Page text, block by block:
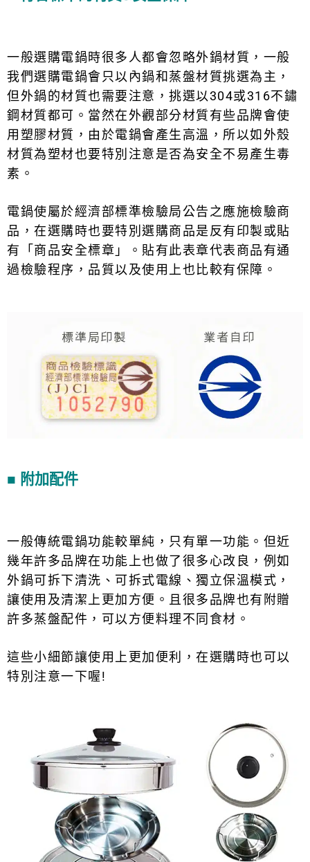
一般選購電鍋時很多人都會忽略外鍋材質，一般
我們選購電鍋會只以內鍋和蒸盤材質挑選為主，
但外鍋的材質也需要注意，挑選以304或316不鏽
鋼材質都可。當然在外觀部分材質有些品牌會使
用塑膠材質，由於電鍋會產生高溫，所以如外殼
材質為塑材也要特別注意是否為安全不易產生毒
素。
電鍋使屬於經濟部標準檢驗局公告之應施檢驗商
品，在選購時也要特別選購商品是反有印製或貼
有「商品安全標章」。貼有此表章代表商品有通
過檢驗程序，品質以及使用上也比較有保障。
■ 附加配件
一般傳統電鍋功能較單純，只有單一功能。但近
幾年許多品牌在功能上也做了很多心改良，例如
外鍋可拆下清洗、可拆式電線、獨立保溫模式，
讓使用及清潔上更加方便。且很多品牌也有附贈
許多蒸盤配件，可以方便料理不同食材。
這些小細節讓使用上更加便利，在選購時也可以
特別注意一下喔!